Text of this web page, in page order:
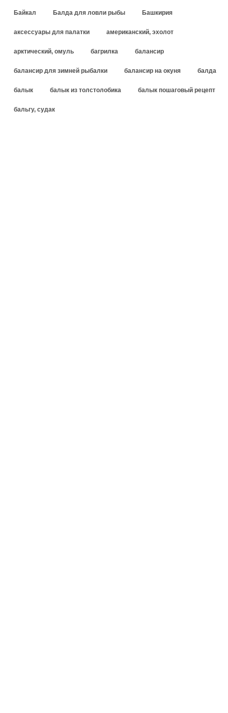
Байкал Балда для ловли рыбы Башкирия
аксессуары для палатки американский, эхолот
арктический, омуль багрилка балансир
балансир для зимней рыбалки балансир на окуня балда
балык балык из толстолобика балык пошаговый рецепт
бальгу, судак